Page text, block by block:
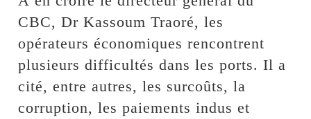
CBC, Dr Kassoum Traoré, les
opérateurs économiques rencontrent
plusieurs difficultés dans les ports. Il a
cité, entre autres, les surcoûts, la
corruption, les paiements indus et